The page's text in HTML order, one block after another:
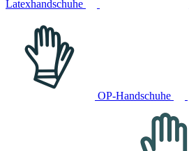
Latexhandschuhe
OP-Handschuhe